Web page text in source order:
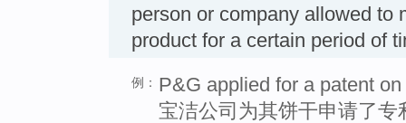
person or company allowed to
product for a certain period of
例： P&G applied for a patent
宝洁公司为其饼干申请了专